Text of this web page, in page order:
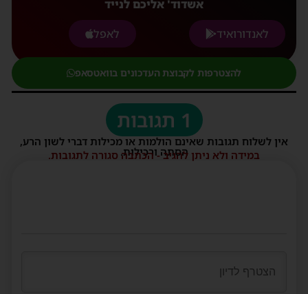
אשדוד' אליכם לנייד
לאנדורואיד
לאפל
להצטרפות לקבוצת העדכונים בוואטסאפ
1 תגובות
אין לשלוח תגובות שאינם הולמות או מכילות דברי לשון הרע,
הסתה ורכילות.
במידה ולא ניתן להגיב - הכתבה סגורה לתגובות.